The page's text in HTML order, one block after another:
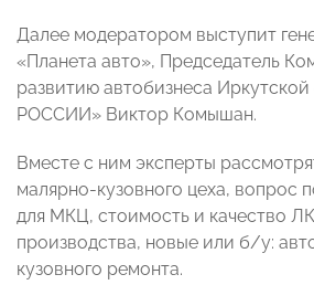
Далее модератором выступит
«Планета авто», Председатель
развитию автобизнеса
РОССИИ» Виктор Комышан.
Вместе с ним эксперты
малярно-кузовного цеха, вопрос
для МКЦ, стоимость и качество
производства, новые или б/у:
кузовного ремонта.